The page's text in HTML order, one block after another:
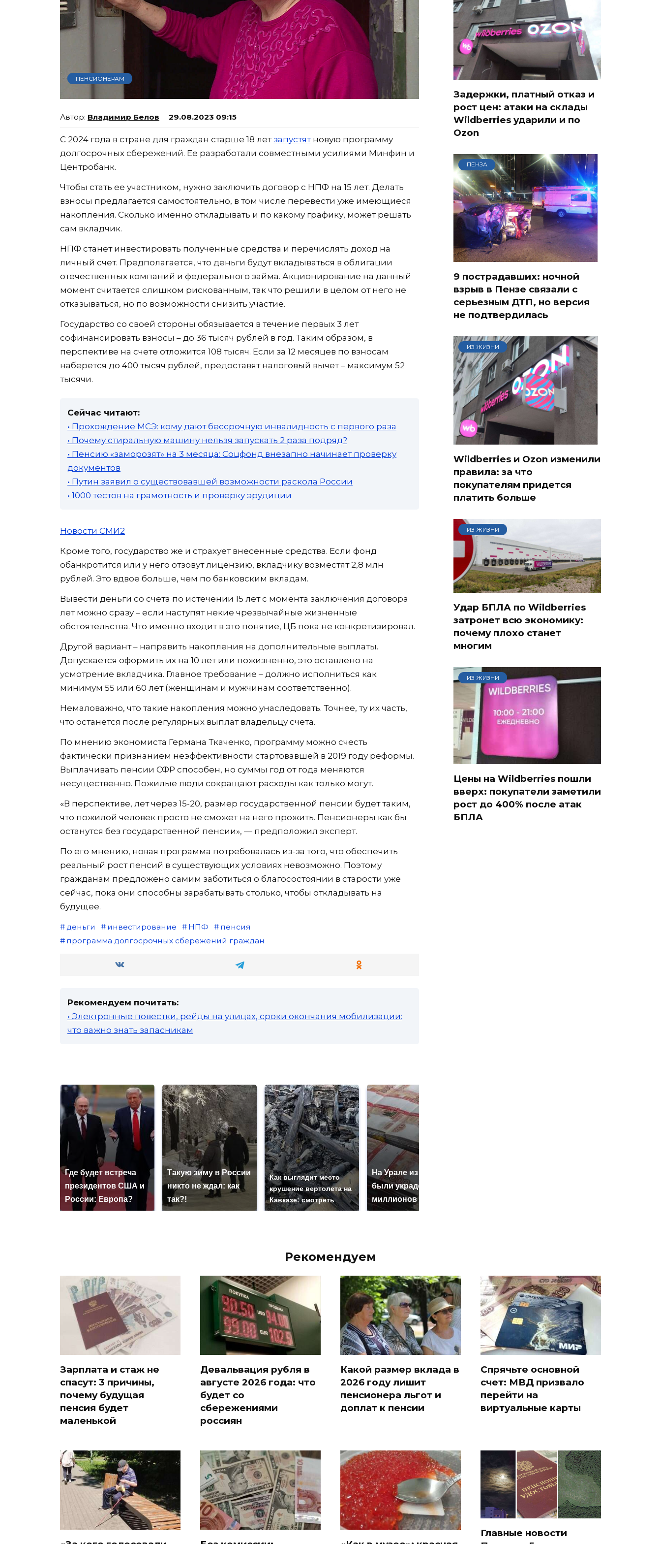
ПЕНСИОНЕРАМ
Владимир Белов 29.08.2023 09:15
С 2024 года в стране для граждан старше 18 лет запустятновую программу
долгосрочных сбережений. Ее разработали совместными усилиями Минфин и
Центробанк.
Чтобы стать ее участником, нужно заключить договор с НПФ на 15 лет. Делать
взносы предлагается самостоятельно, в том числе перевести уже имеющиеся
накопления. Сколько именно откладывать и по какому графику, может решать
сам вкладчик.
НПФ станет инвестировать полученные средства и перечислять доход на
личный счет. Предполагается, что деньги будут вкладываться в облигации
отечественных компаний и федерального займа. Акционирование на данный
момент считается слишком рискованным, так что решили в целом от него не
отказываться, но по возможности снизить участие.
Государство со своей стороны обязывается в течение первых 3 лет
софинансировать взносы – до 36 тысяч рублей в год. Таким образом, в
перспективе на счете отложится 108 тысяч. Если за 12 месяцев по взносам
наберется до 400 тысяч рублей, предоставят налоговый вычет – максимум 52
тысячи.
Сейчас читают:
• Прохождение МСЭ: кому дают бессрочную инвалидность с первого раза
• Почему стиральную машину нельзя запускать 2 раза подряд?
• Пенсию «заморозят» на 3 месяца: Соцфонд внезапно начинает проверку
документов
• Путин заявил о существовавшей возможности раскола России
• 1000 тестов на грамотность и проверку эрудиции
Новости СМИ2
Кроме того, государство же и страхует внесенные средства. Если фонд
обанкротится или у него отзовут лицензию, вкладчику возместят 2,8 млн
рублей. Это вдвое больше, чем по банковским вкладам.
Вывести деньги со счета по истечении 15 лет с момента заключения договора
лет можно сразу – если наступят некие чрезвычайные жизненные
обстоятельства. Что именно входит в это понятие, ЦБ пока не конкретизировал.
Другой вариант – направить накопления на дополнительные выплаты.
Допускается оформить их на 10 лет или пожизненно, это оставлено на
усмотрение вкладчика. Главное требование – должно исполниться как
минимум 55 или 60 лет (женщинам и мужчинам соответственно).
Немаловажно, что такие накопления можно унаследовать. Точнее, ту их часть,
что останется после регулярных выплат владельцу счета.
По мнению экономиста Германа Ткаченко, программу можно счесть
фактически признанием неэффективности стартовавшей в 2019 году реформы.
Выплачивать пенсии СФР способен, но суммы год от года меняются
несущественно. Пожилые люди сокращают расходы как только могут.
«В перспективе, лет через 15-20, размер государственной пенсии будет таким,
что пожилой человек просто не сможет на него прожить. Пенсионеры как бы
останутся без государственной пенсии», — предположил эксперт.
По его мнению, новая программа потребовалась из-за того, что обеспечить
реальный рост пенсий в существующих условиях невозможно. Поэтому
гражданам предложено самим заботиться о благосостоянии в старости уже
сейчас, пока они способны зарабатывать столько, чтобы откладывать на
будущее.
деньги инвестирование НПФ
пенсия
программа долгосрочных сбережений граждан
Рекомендуем почитать:
• Электронные повестки, рейды на улицах, сроки окончания мобилизации:
что важно знать запасникам
Где будет встреча
президентов США и
России: Европа?
Такую зиму в России
никто не ждал: как
так?!
Как выглядит место
крушение вертолета на
Кавказе: смотреть
На Урале из казны
были украдены 18
миллионов рублей
Задержки, платный отказ и
рост цен: атаки на склады
Wildberries ударили и по
Ozon
ПЕНЗА
9 пострадавших: ночной
взрыв в Пензе связали с
серьезным ДТП, но версия
не подтвердилась
ИЗ ЖИЗНИ
Wildberries и Ozon изменили
правила: за что
покупателям придется
платить больше
ИЗ ЖИЗНИ
Удар БПЛА по Wildberries
затронет всю экономику:
почему плохо станет
многим
ИЗ ЖИЗНИ
Цены на Wildberries пошли
вверх: покупатели заметили
рост до 400% после атак
БПЛА
Рекомендуем
Зарплата и стаж не
спасут: 3 причины,
почему будущая
пенсия будет
маленькой
Девальвация рубля в
августе 2026 года: что
будет со
сбережениями
россиян
Какой размер вклада в
2026 году лишит
пенсионера льгот и
доплат к пенсии
Спрячьте основной
счет: МВД призвало
перейти на
виртуальные карты
Главные новости